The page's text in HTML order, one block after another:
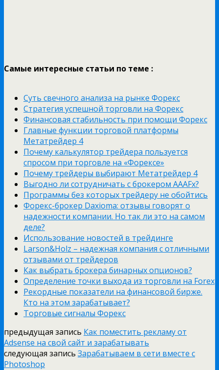
Самые интересные статьи по теме :
Суть свечного анализа на рынке Форекс
Стратегия успешной торговли на Форекс
Финансовая стабильность при помощи Форекс
Главные функции торговой платформы
Метатрейдер 4
Почему калькулятор трейдера пользуется
спросом при торговле на «Форексе»
Почему трейдеры выбирают Метатрейдер 4
Выгодно ли сотрудничать с брокером AAAFx?
Программы без которых трейдеру не обойтись
Форекс-брокер Daxioma: отзывы говорят о
надежности компании. Но так ли это на самом
деле?
Использование новостей в трейдинге
Larson&Holz – надежная компания с отличными
отзывами от трейдеров
Как выбрать брокера бинарных опционов?
Определение точки выхода из торговли на Forex
Рекордные показатели на финансовой бирже.
Кто на этом зарабатывает?
Торговые сигналы Форекс
предыдущая запись Как поместить рекламу от
Adsense на свой сайт и зарабатывать
следующая запись Зарабатываем в сети вместе с
Photoshop